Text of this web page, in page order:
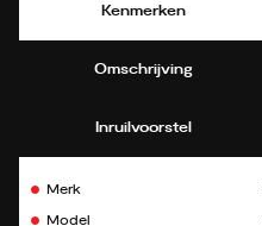
Kenmerken
Omschrijving
Inruilvoorstel
Merk
Model